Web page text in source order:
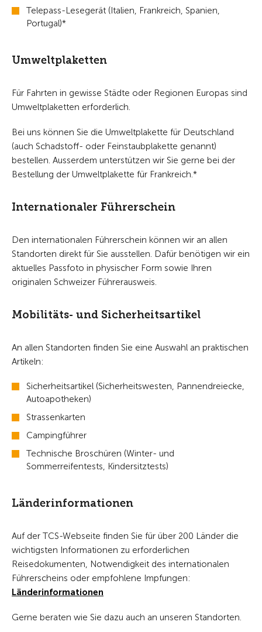
Telepass-Lesegerät (Italien, Frankreich, Spanien,
Portugal)*
Umweltplaketten
Für Fahrten in gewisse Städte oder Regionen Europas sind
Umweltplaketten erforderlich.
Bei uns können Sie die Umweltplakette für Deutschland
(auch Schadstoff- oder Feinstaubplakette genannt)
bestellen. Ausserdem unterstützen wir Sie gerne bei der
Bestellung der Umweltplakette für Frankreich.*
Internationaler Führerschein
Den internationalen Führerschein können wir an allen
Standorten direkt für Sie ausstellen. Dafür benötigen wir ein
aktuelles Passfoto in physischer Form sowie Ihren
originalen Schweizer Führerausweis.
Mobilitäts- und Sicherheitsartikel
An allen Standorten finden Sie eine Auswahl an praktischen
Artikeln:
Sicherheitsartikel (Sicherheitswesten, Pannendreiecke,
Autoapotheken)
Strassenkarten
Campingführer
Technische Broschüren (Winter- und
Sommerreifentests, Kindersitztests)
Länderinformationen
Auf der TCS-Webseite finden Sie für über 200 Länder die
wichtigsten Informationen zu erforderlichen
Reisedokumenten, Notwendigkeit des internationalen
Führerscheins oder empfohlene Impfungen:
Länderinformationen
Gerne beraten wie Sie dazu auch an unseren Standorten.